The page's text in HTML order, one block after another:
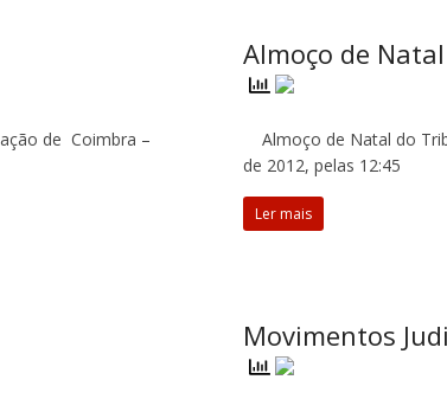
de Coimbra –
Almoço de Natal
Almoço de Natal do
de 2012, pelas 12:45
Ler mais
Movimentos